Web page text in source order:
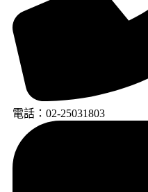
電話：02-25031803